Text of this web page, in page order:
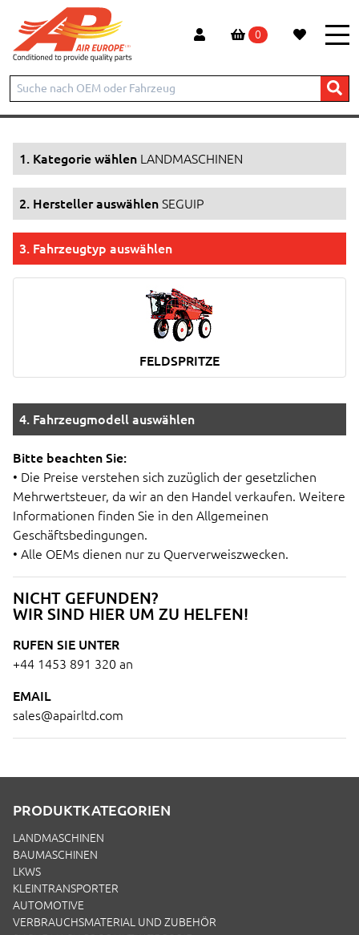
0
Start Produkte LANDMASCHINEN
NICHT GEFUNDEN?
WIR SIND HIER UM ZU HELFEN!
RUFEN SIE UNTER
+44 1453 891 320 an
EMAIL
sales@apairltd.com
1. Kategorie wählen LANDMASCHINEN
2. Hersteller auswählen SEGUIP
3. Fahrzeugtyp auswählen
FELDSPRITZE
4. Fahrzeugmodell auswählen
Bitte beachten Sie:
• Die Preise verstehen sich zuzüglich der gesetzlichen
Mehrwertsteuer, da wir an den Handel verkaufen. Weitere
Informationen finden Sie in den Allgemeinen
Geschäftsbedingungen.
• Alle OEMs dienen nur zu Querverweiszwecken.
PRODUKTKATEGORIEN
LANDMASCHINEN
BAUMASCHINEN
LKWS
KLEINTRANSPORTER
AUTOMOTIVE
VERBRAUCHSMATERIAL UND ZUBEHÖR